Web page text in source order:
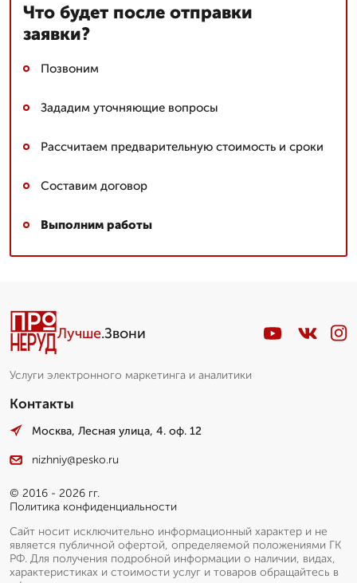
Что будет после отправки
заявки?
Позвоним
Зададим уточняющие вопросы
Рассчитаем предварительную стоимость и сроки
Составим договор
Выполним работы
Лучше.Звони
Услуги электронного маркетинга и аналитики
Контакты
Москва, Лесная улица, 4. оф. 12
nizhniy@pesko.ru
© 2016 - 2026 гг.
Политика конфиденциальности
Сайт носит исключительно информационный характер и не
является публичной офертой, определяемой положениями ГК
РФ. Для получения подробной информации о наличии, видах,
характеристиках и стоимости услуг и товаров обращайтесь в